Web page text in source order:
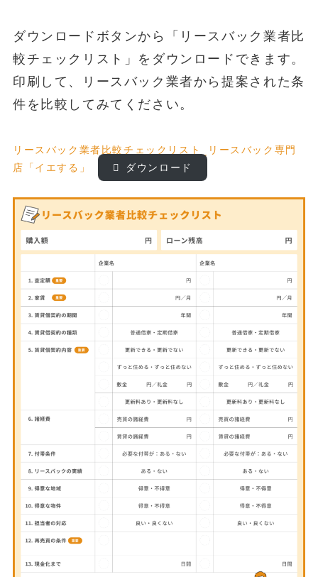
ダウンロードボタンから「リースバック業者比
較チェックリスト」をダウンロードできます。
印刷して、リースバック業者から提案された条
件を比較してみてください。
リースバック業者比較チェックリスト_リースバック専門
店「イエする」
ダウンロード